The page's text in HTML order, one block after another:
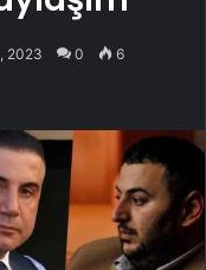
2023 0 6